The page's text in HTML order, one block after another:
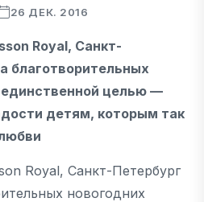
26 ДЕК. 2016
Royal, Санкт-
благотворительных
единственной целью —
детям, которым так
Royal, Санкт-Петербург
новогодних